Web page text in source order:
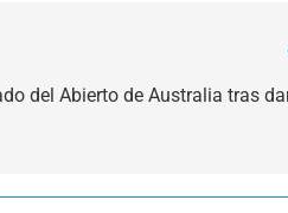
del Abierto de Australia tras